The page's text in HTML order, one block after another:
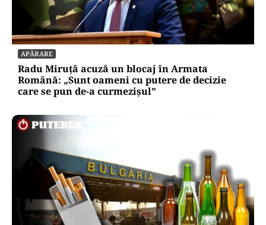
APĂRARE
Radu Miruță acuză un blocaj în Armata
Română: „Sunt oameni cu putere de decizie
care se pun de-a curmezișul”